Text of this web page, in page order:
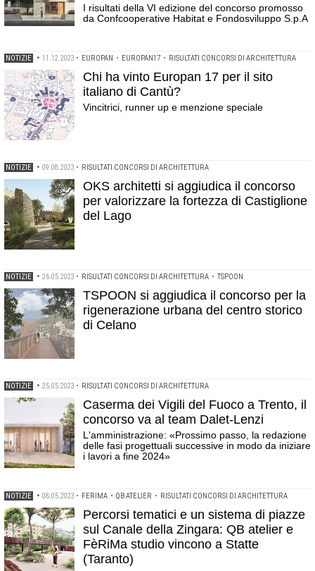
I risultati della VI edizione del concorso promosso
da Confcooperative Habitat e Fondosviluppo S.p.A
NOTIZIE • 11.12.2023 • EUROPAN • EUROPAN17 • RISULTATI CONCORSI DI ARCHITETTURA
Chi ha vinto Europan 17 per il sito
italiano di Cantù?
Vincitrici, runner up e menzione speciale
NOTIZIE • 09.08.2023 • RISULTATI CONCORSI DI ARCHITETTURA
OKS architetti si aggiudica il concorso
per valorizzare la fortezza di Castiglione
del Lago
NOTIZIE • 26.05.2023 • RISULTATI CONCORSI DI ARCHITETTURA • TSPOON
TSPOON si aggiudica il concorso per la
rigenerazione urbana del centro storico
di Celano
NOTIZIE • 25.05.2023 • RISULTATI CONCORSI DI ARCHITETTURA
Caserma dei Vigili del Fuoco a Trento, il
concorso va al team Dalet-Lenzi
L'amministrazione: «Prossimo passo, la redazione
delle fasi progettuali successive in modo da iniziare
i lavori a fine 2024»
NOTIZIE • 08.05.2023 • FERIMA • QB ATELIER • RISULTATI CONCORSI DI ARCHITETTURA
Percorsi tematici e un sistema di piazze
sul Canale della Zingara: QB atelier e
FèRiMa studio vincono a Statte
(Taranto)